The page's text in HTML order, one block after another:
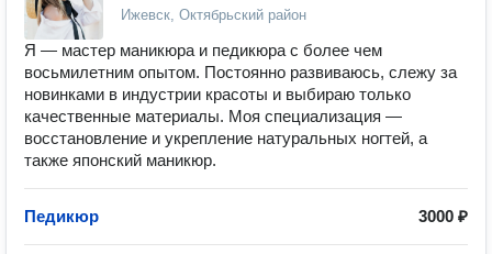
Ижевск, Октябрьский район
Я — мастер маникюра и педикюра с более чем
восьмилетним опытом. Постоянно развиваюсь, слежу за
новинками в индустрии красоты и выбираю только
качественные материалы. Моя специализация —
восстановление и укрепление натуральных ногтей, а
также японский маникюр.
Педикюр 3000 ₽